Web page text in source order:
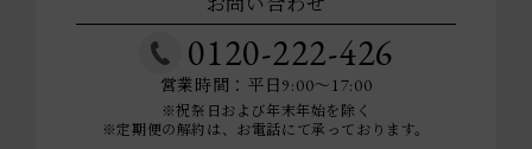
0120-222-426
営業時間：平日9:00～17:00
※祝祭日および年末年始を除く
※定期便の解約は、お電話にて承っております。